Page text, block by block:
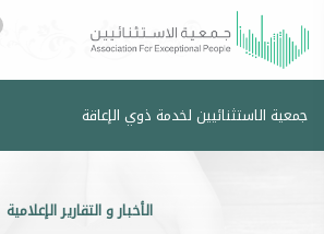
جمعية الاستثنائيين لخدمة ذوي الإعاقة
الأخبار و التقارير الإعلامية